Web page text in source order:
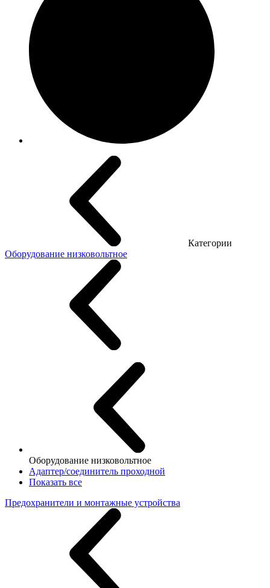
Категории
Оборудование низковольтное
Оборудование низковольтное
Адаптер/соединитель проходной
Показать все
Предохранители и монтажные устройства